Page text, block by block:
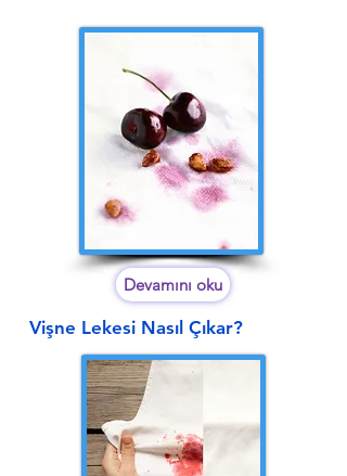
Devamını oku
Vişne Lekesi Nasıl Çıkar?